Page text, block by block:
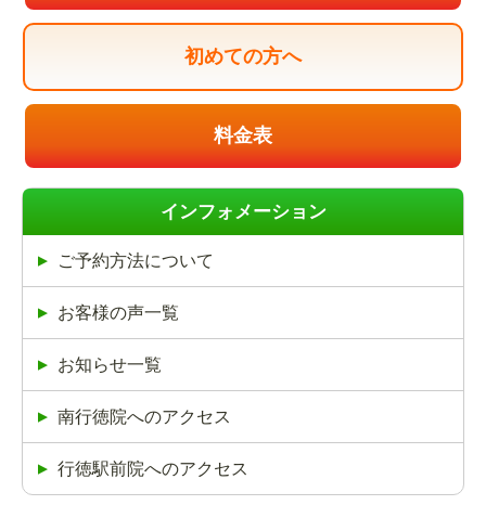
初めての方へ
料金表
インフォメーション
ご予約方法について
お客様の声一覧
お知らせ一覧
南行徳院へのアクセス
行徳駅前院へのアクセス